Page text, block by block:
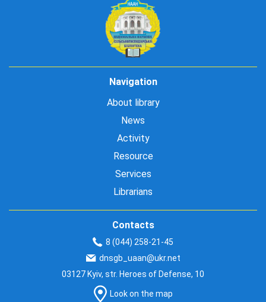
Navigation
About library
News
Activity
Resource
Services
Librarians
Contacts
8 (044) 258-21-45
dnsgb_uaan@ukr.net
03127 Kyiv, str. Heroes of Defense, 10
Look on the map